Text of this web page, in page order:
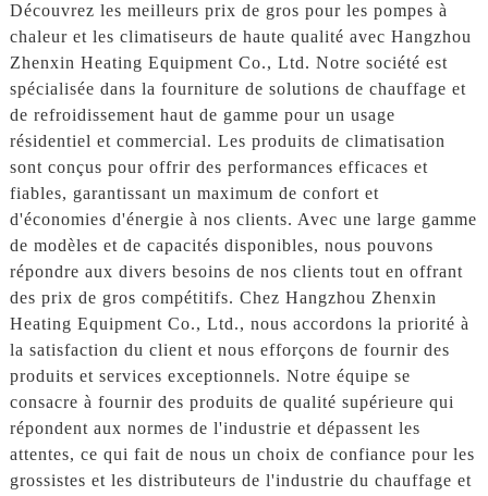
Découvrez les meilleurs prix de gros pour les pompes à
chaleur et les climatiseurs de haute qualité avec Hangzhou
Zhenxin Heating Equipment Co., Ltd. Notre société est
spécialisée dans la fourniture de solutions de chauffage et
de refroidissement haut de gamme pour un usage
résidentiel et commercial. Les produits de climatisation
sont conçus pour offrir des performances efficaces et
fiables, garantissant un maximum de confort et
d'économies d'énergie à nos clients. Avec une large gamme
de modèles et de capacités disponibles, nous pouvons
répondre aux divers besoins de nos clients tout en offrant
des prix de gros compétitifs. Chez Hangzhou Zhenxin
Heating Equipment Co., Ltd., nous accordons la priorité à
la satisfaction du client et nous efforçons de fournir des
produits et services exceptionnels. Notre équipe se
consacre à fournir des produits de qualité supérieure qui
répondent aux normes de l'industrie et dépassent les
attentes, ce qui fait de nous un choix de confiance pour les
grossistes et les distributeurs de l'industrie du chauffage et